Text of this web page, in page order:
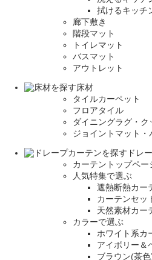
拭けるキッチ
廊下敷き
階段マット
トイレマット
バスマット
アウトレット
床材
タイルカーペット
フロアタイル
ダイニングラグ・ク
ジョイントマット・
ドレ
カーテントップペー
人気特集で選ぶ
遮熱断熱カー
カーテンセッ
天然素材カー
カラーで選ぶ
ホワイト系カ
アイボリー＆
ブラウン(茶